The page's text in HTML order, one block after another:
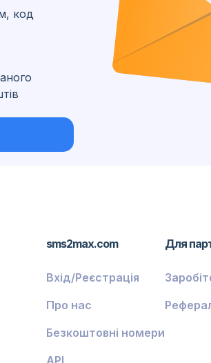
код
sms2max.com
Вхід/Реєстрація
Про нас
Безкоштовні номери
Для